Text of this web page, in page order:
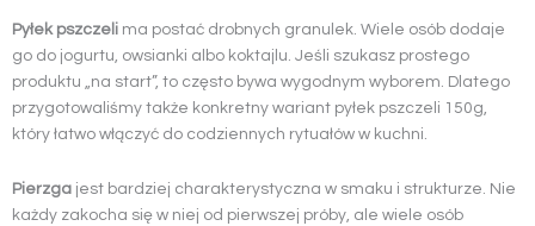
Pyłek pszczeli ma postać drobnych granulek. Wiele osób dodaje
go do jogurtu, owsianki albo koktajlu. Jeśli szukasz prostego
produktu „na start”, to często bywa wygodnym wyborem. Dlatego
przygotowaliśmy także konkretny wariant pyłek pszczeli 150g,
który łatwo włączyć do codziennych rytuałów w kuchni.
Pierzga jest bardziej charakterystyczna w smaku i strukturze. Nie
każdy zakocha się w niej od pierwszej próby, ale wiele osób